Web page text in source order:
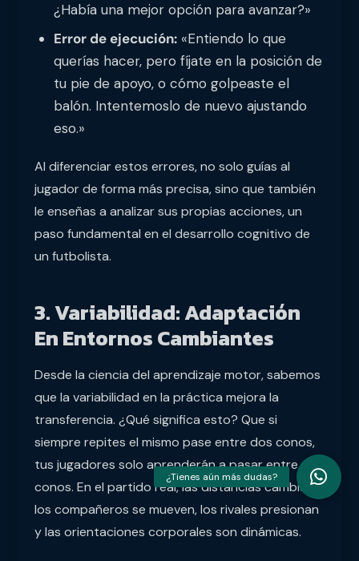
¿Había una mejor opción para avanzar?»
Error de ejecución:«Entiendo lo que
querías hacer, pero fíjate en la posición de
tu pie de apoyo, o cómo golpeaste el
balón. Intentemoslo de nuevo ajustando
eso.»
Al diferenciar estos errores, no solo guías al
jugador de forma más precisa, sino que también
le enseñas a analizar sus propias acciones, un
paso fundamental en el desarrollo cognitivo de
un futbolista.
3. Variabilidad: Adaptación
En Entornos Cambiantes
Desde la ciencia del aprendizaje motor, sabemos
que la variabilidad en la práctica mejora la
transferencia. ¿Qué significa esto? Que si
siempre repites el mismo pase entre dos conos,
tus jugadores solo aprenderán a pasar entre dos
conos. En el partido real, las distancias cambian,
los compañeros se mueven, los rivales presionan
y las orientaciones corporales son dinámicas.